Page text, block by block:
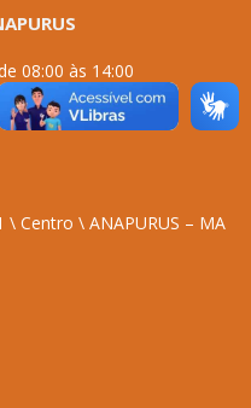
08:00 às 14:00
\ Centro \ ANAPURUS – MA